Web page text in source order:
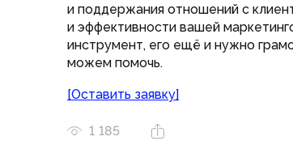
и поддержания отношений с
и эффективности вашей
инструмент, его ещё и нужно
можем помочь.
[Оставить заявку]
1 185